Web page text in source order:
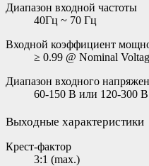
Диапазон входной частоты
40Гц ~ 70 Гц
Входной коэффициент
≥ 0.99 @ Nominal
Диапазон входного
60-150 В или 120-300
Выходные характеристики
Крест-фактор
3:1 (max.)